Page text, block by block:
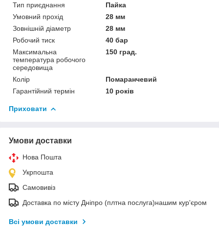
Тип приєднання
Пайка
Умовний прохід
28 мм
Зовнішній діаметр
28 мм
Робочий тиск
40 бар
Максимальна
температура робочого
середовища
150 град.
Колір
Помаранчевий
Гарантійний термін
10 років
Приховати
Умови доставки
Нова Пошта
Укрпошта
Самовивіз
Доставка по місту Дніпро (плтна послуга)нашим кур'єром
Всі умови доставки